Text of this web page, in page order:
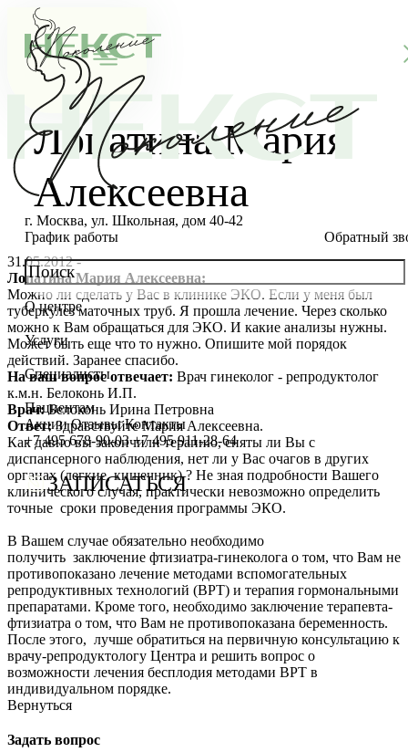
г. Москва, ул. Школьная, дом 40-42
График работы
Обратный
О центре
О клинике
Новости
Благотворительность
Сотрудничество с врачами
График работы
Фотогалерея
Истории пациентов
Услуги
Консультации специалистов
Стоимость ЭКО
Программы врт и эко
Донорство
Акушерство и гинекология
Анализы
Специалисты
Главный врач
Заместитель главного врача
Репродуктолог
Гинеколог
Генетик
Эндокринолог
Специалист УЗД
Эмбриолог
Анестезиолог
Пациентам
Онлайн-консультации специалистов
Онлайн-оплата
Вопрос специалисту (Вопрос-ответ)
Хранение эмбрионов
Налоговый вычет
Проживание
Транспортировка репродуктивного материала
Обследования перед ЭКО, криопереносом (по ОМС)
АкцииОтзывыКонтакты
+7 495 678-90-03 +7 495 911-28-64
ЗАПИСАТЬСЯ
Лопатина Мария
Алексеевна
31.05.2012 -
Лопатина Мария Алексеевна:
Можно ли сделать у Вас в клинике ЭКО. Если у меня был
туберкулез маточных труб. Я прошла лечение. Через сколько
можно к Вам обращаться для ЭКО. И какие анализы нужны.
Может быть еще что то нужно. Опишите мой порядок
действий. Заранее спасибо.
На ваш вопрос отвечает: Врач гинеколог - репродуктолог
к.м.н. Белоконь И.П.
Врач: Белоконь Ирина Петровна
Ответ:Здравствуйте Мария Алексеевна.
Как давно вы закончили терапию, сняты ли Вы с
диспансерного наблюдения, нет ли у Вас очагов в других
органах (легкие, кишечник) ? Не зная подробности Вашего
клинического случая, практически невозможно определить
точные сроки проведения программы ЭКО.
В Вашем случае обязательно необходимо
получить заключение фтизиатра-гинеколога о том, что Вам не
противопоказано лечение методами вспомогательных
репродуктивных технологий (ВРТ) и терапия гормональными
препаратами. Кроме того, необходимо заключение терапевта-
фтизиатра о том, что Вам не противопоказана беременность.
После этого, лучше обратиться на первичную консультацию к
врачу-репродуктологу Центра и решить вопрос о
возможности лечения бесплодия методами ВРТ в
индивидуальном порядке.
Вернуться
Задать вопрос